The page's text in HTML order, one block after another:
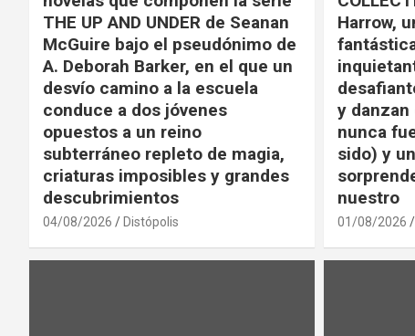
THE UP AND UNDER de Seanan
McGuire bajo el pseudónimo de
A. Deborah Barker, en el que un
desvío camino a la escuela
conduce a dos jóvenes
opuestos a un reino
subterráneo repleto de magia,
criaturas imposibles y grandes
descubrimientos
04/08/2026 Distópolis
Harrow,
y
nunca
sido) y
nuestro
01/08/2026